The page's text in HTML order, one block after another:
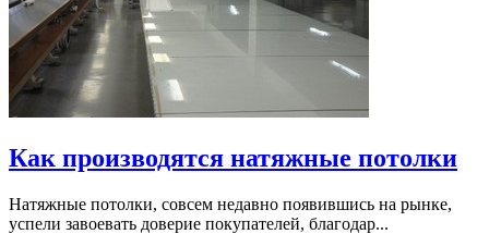
Как производятся натяжные потолки
Натяжные потолки, совсем недавно появившись на рынке,
успели завоевать доверие покупателей, благодар...